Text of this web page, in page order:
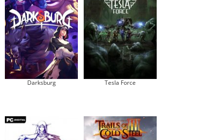
Darksburg Tesla Force